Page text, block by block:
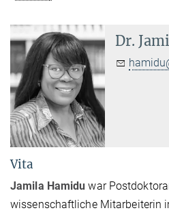
Dr.
Vita
Jamila Hamidu war
wissenschaftliche Mitarbeiterin